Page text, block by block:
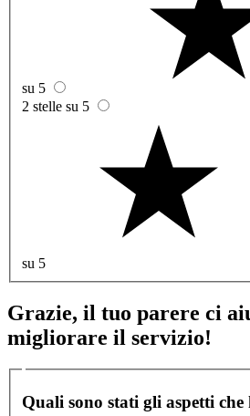
su 5
2 stelle su 5
su 5
Grazie, il tuo parere ci
migliorare il servizio!
Quali sono stati gli aspetti